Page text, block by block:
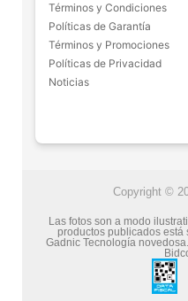
Términos y Condiciones
Políticas de Garantía
Términos y Promociones
Políticas de Privacidad
Noticias
Copyright ©
Las fotos son a modo
productos publicados está
Gadnic Tecnología novedosa.